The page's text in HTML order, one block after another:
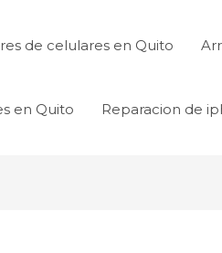
de celulares en Quito
en Quito Reparacion de